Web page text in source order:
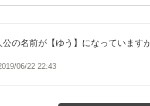
の名前が【ゆう】になっています
06/22 22:43